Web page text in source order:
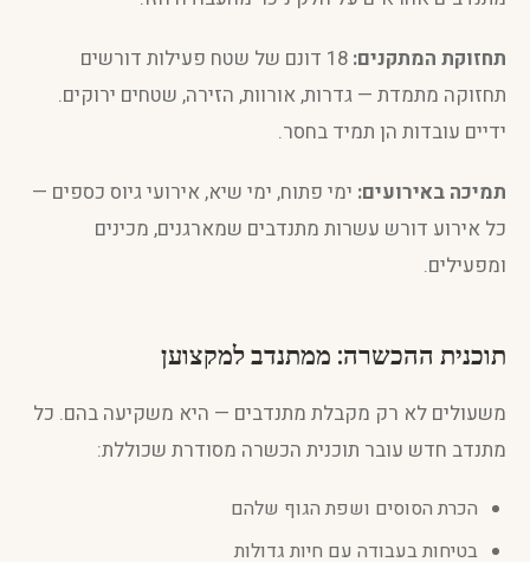
תחזוקת המתקנים:
18 דונם של שטח פעילות דורשים
תחזוקה מתמדת — גדרות, אורוות, הזירה, שטחים ירוקים.
ידיים עובדות הן תמיד בחסר.
תמיכה באירועים: ימי פתוח, ימי שיא, אירועי גיוס כספים —
כל אירוע דורש עשרות מתנדבים שמארגנים, מכינים
ומפעילים.
תוכנית ההכשרה: ממתנדב למקצוען
משעולים לא רק מקבלת מתנדבים — היא משקיעה בהם. כל
מתנדב חדש עובר תוכנית הכשרה מסודרת שכוללת:
הכרת הסוסים ושפת הגוף שלהם
בטיחות בעבודה עם חיות גדולות